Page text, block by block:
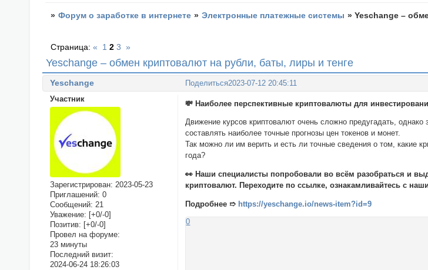
» Форум о заработке в интернете » Электронные платежные системы »Yeschange –
Yeschange – обмен криптовалют на рубли, баты, лиры и тенге
Страница:« 1 2 3 »
Поделиться2023-07-12 20:45:11
Yeschange
Участник
Зарегистрирован: 2023-05-23
Приглашений: 0
Сообщений: 21
Уважение: [+0/-0]
Позитив: [+0/-0]
Провел на форуме:
23 минуты
Последний визит:
2024-06-24 18:26:03
💸 Наиболее перспективные криптовалюты для
Движение курсов криптовалют очень сложно предугадать,
составлять наиболее точные прогнозы цен токенов и монет.
Так можно ли им верить и есть ли точные сведения о том, какие
года?
👀 Наши специалисты попробовали во всём разобраться и
криптовалют. Переходите по ссылке, ознакамливайтесь с
Подробнее ➱ https://yeschange.io/news-item?id=9
0